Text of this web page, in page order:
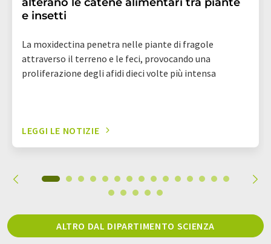
e insetti
La moxidectina penetra nelle piante di fragole
attraverso il terreno e le feci, provocando una
proliferazione degli afidi dieci volte più intensa
LEGGI LE NOTIZIE
ALTRO DAL DIPARTIMENTO SCIENZA